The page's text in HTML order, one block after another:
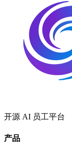
开源 AI 员工平台
产品